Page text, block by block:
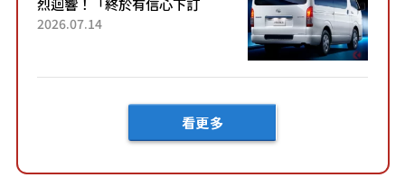
了！」「哪個等級交車最
車？...
2026.07.14
看更多